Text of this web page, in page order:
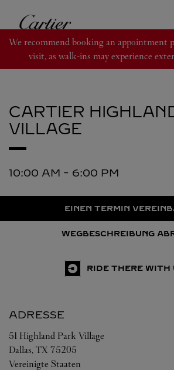
Cartier
We recommend booking an appointment
visit, as walk-ins may experience
CARTIER
VILLAGE
10:00 AM - 6:00 PM
EINEN TERMIN
WEGBESCHREIBUNG
RIDE THERE WITH
ADRESSE
51 Highland Park Village
Dallas, TX 75205
Vereinigte Staaten